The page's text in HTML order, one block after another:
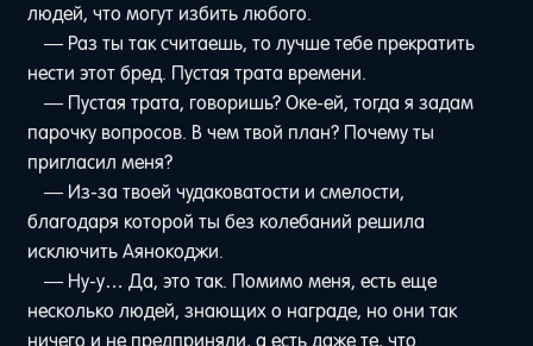
людей, что могут избить любого.
— Раз ты так считаешь, то лучше тебе прекратить
нести этот бред. Пустая трата времени.
— Пустая трата, говоришь? Оке-ей, тогда я задам
парочку вопросов. В чем твой план? Почему ты
пригласил меня?
— Из-за твоей чудаковатости и смелости,
благодаря которой ты без колебаний решила
исключить Аянокоджи.
— Ну-у… Да, это так. Помимо меня, есть еще
несколько людей, знающих о награде, но они так